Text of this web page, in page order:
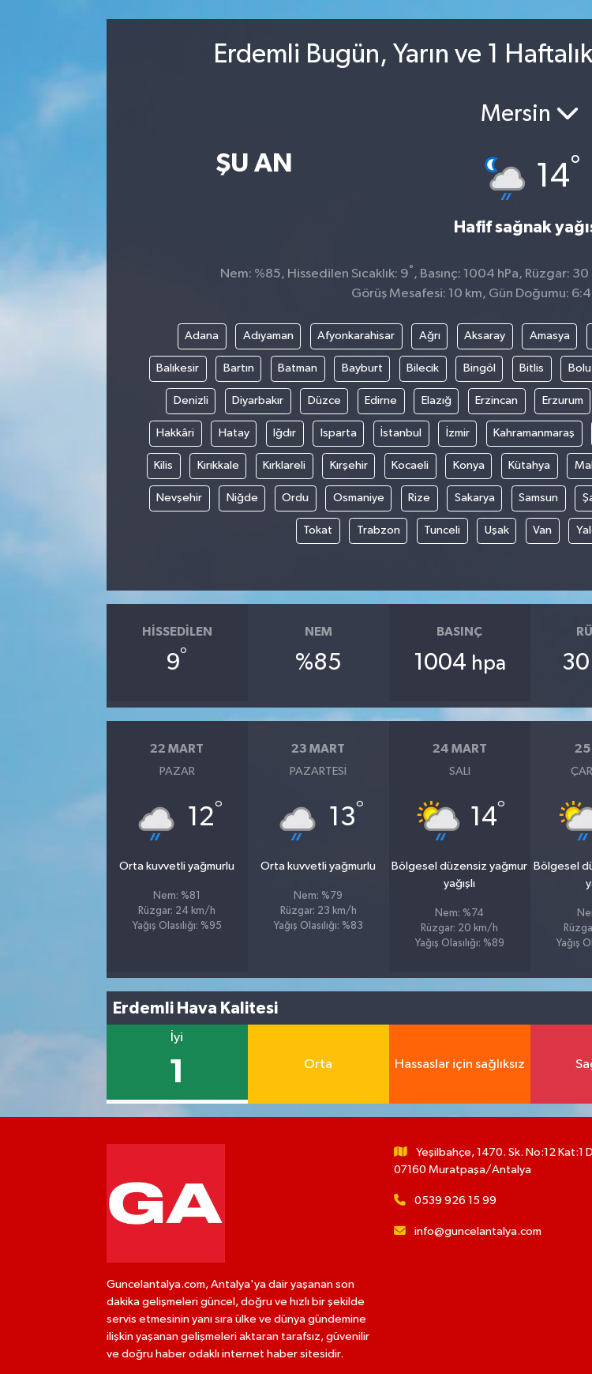
Erdemli Bugün, Yarın ve 1
ŞU AN
Mersin
14°
Hafif sağnak
Nem: %85, Hissedilen Sıcaklık: 9° , Basınç: 1004 hPa, Rüzgar:
Görüş Mesafesi: 10 km, Gün Doğumu:
Adana Adıyaman Afyonkarahisar Ağrı Aksaray Amasya
Balıkesir Bartın Batman Bayburt Bilecik Bingöl Bitlis Bolu
Denizli Diyarbakır Düzce Edirne Elazığ Erzincan Erzurum
Hakkâri Hatay Iğdır Isparta İstanbul İzmir Kahramanmaraş
Kilis Kırıkkale Kırklareli Kırşehir Kocaeli Konya Kütahya
Nevşehir Niğde Ordu Osmaniye Rize Sakarya Samsun
Tokat Trabzon Tunceli Uşak Van
HISSEDILEN
9°
NEM
%85
BASINÇ
1004 hpa 30
22 MART
PAZAR
12°
Orta kuvvetli yağmurlu
Nem: %81
Rüzgar: 24 km/h
Yağış Olasılığı: %95
23 MART
PAZARTESI
13°
Orta kuvvetli yağmurlu
Nem: %79
Rüzgar: 23 km/h
Yağış Olasılığı: %83
24 MART
SALI
14°
Bölgesel düzensiz yağmur
yağışlı
Nem: %74
Rüzgar: 20 km/h
Yağış Olasılığı: %89
25
Bölgesel
Yağış
Erdemli Hava Kalitesi
İyi
1 Orta Hassaslar için sağlıksız
Guncelantalya.com, Antalya'ya dair yaşanan son
dakika gelişmeleri güncel, doğru ve hızlı bir şekilde
servis etmesinin yanı sıra ülke ve dünya gündemine
ilişkin yaşanan gelişmeleri aktaran tarafsız, güvenilir
ve doğru haber odaklı internet haber sitesidir.
Yeşilbahçe, 1470. Sk. No:12 Kat:1
07160 Muratpaşa/Antalya
0539 926 15 99
info@guncelantalya.com